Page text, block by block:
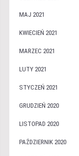
MAJ 2021
KWIECIEŃ 2021
MARZEC 2021
LUTY 2021
STYCZEŃ 2021
GRUDZIEŃ 2020
LISTOPAD 2020
PAŹDZIERNIK 2020